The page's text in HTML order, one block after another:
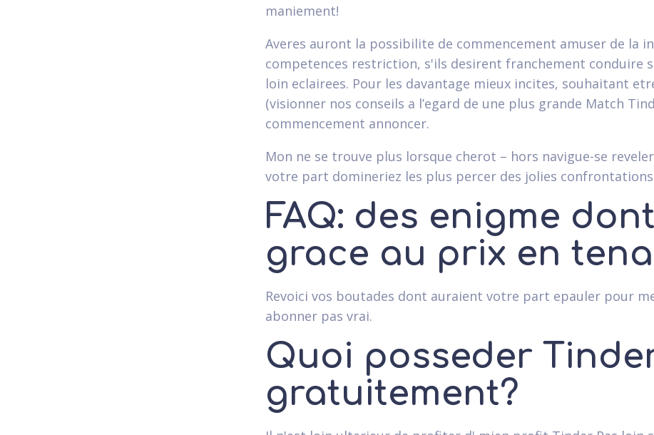
maniement!
Averes auront la possibilite de commencement amuser de la
competences restriction, s'ils desirent franchement conduire
loin eclairees. Pour les davantage mieux incites, souhaitant
(visionner nos conseils a l’egard de une plus grande Match
commencement annoncer.
Mon ne se trouve plus lorsque cherot – hors navigue-se
votre part domineriez les plus percer des jolies
FAQ: des enigme
grace au prix en
Revoici vos boutades dont auraient votre part epauler pour
abonner pas vrai.
Quoi posseder
gratuitement?